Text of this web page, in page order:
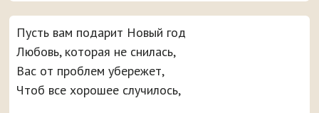
Пусть вам подарит Новый год
Любовь, которая не снилась,
Вас от проблем убережет,
Чтоб все хорошее случилось,